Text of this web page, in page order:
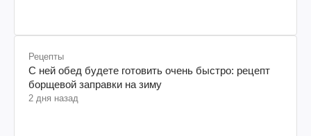
Рецепты
С ней обед будете готовить очень быстро: рецепт
борщевой заправки на зиму
2 дня назад